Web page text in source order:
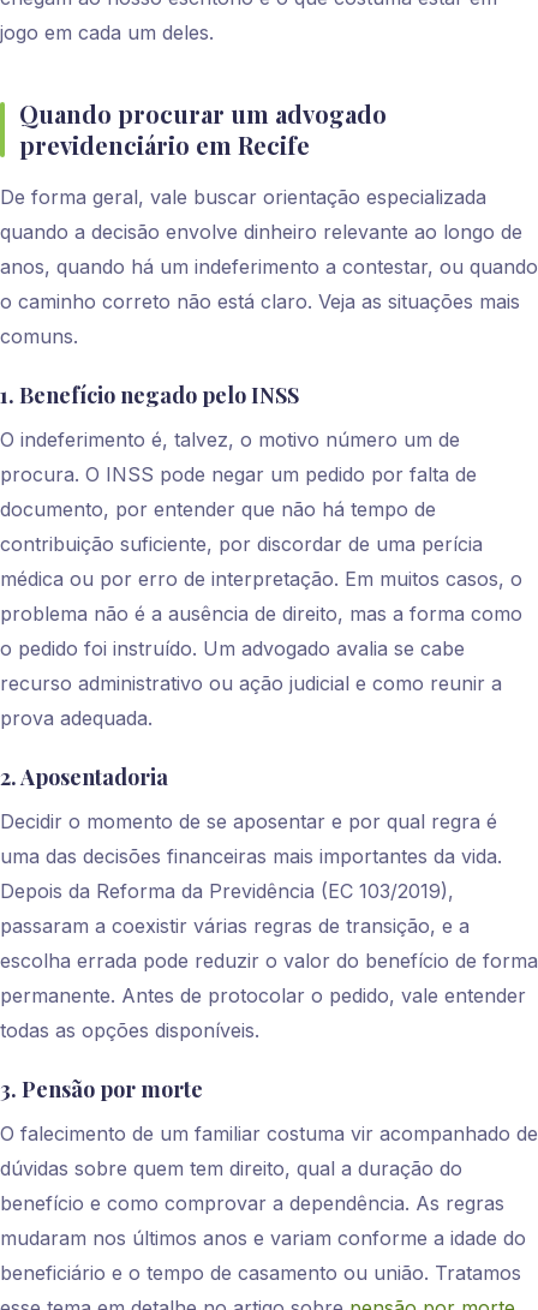
jogo em cada um deles.
Quando procurar um advogado
previdenciário em Recife
De forma geral, vale buscar orientação especializada
quando a decisão envolve dinheiro relevante ao longo de
anos, quando há um indeferimento a contestar, ou quando
o caminho correto não está claro. Veja as situações mais
comuns.
1. Benefício negado pelo INSS
O indeferimento é, talvez, o motivo número um de
procura. O INSS pode negar um pedido por falta de
documento, por entender que não há tempo de
contribuição suficiente, por discordar de uma perícia
médica ou por erro de interpretação. Em muitos casos, o
problema não é a ausência de direito, mas a forma como
o pedido foi instruído. Um advogado avalia se cabe
recurso administrativo ou ação judicial e como reunir a
prova adequada.
2. Aposentadoria
Decidir o momento de se aposentar e por qual regra é
uma das decisões financeiras mais importantes da vida.
Depois da Reforma da Previdência (EC 103/2019),
passaram a coexistir várias regras de transição, e a
escolha errada pode reduzir o valor do benefício de forma
permanente. Antes de protocolar o pedido, vale entender
todas as opções disponíveis.
3. Pensão por morte
O falecimento de um familiar costuma vir acompanhado de
dúvidas sobre quem tem direito, qual a duração do
benefício e como comprovar a dependência. As regras
mudaram nos últimos anos e variam conforme a idade do
beneficiário e o tempo de casamento ou união. Tratamos